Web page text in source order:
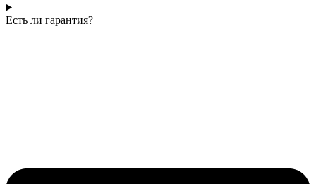
Есть ли гарантия?